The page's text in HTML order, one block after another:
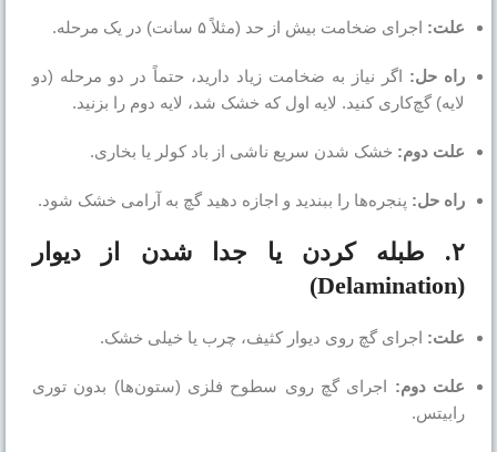
علت: اجرای ضخامت بیش از حد (مثلاً ۵ سانت) در یک مرحله.
راه حل: اگر نیاز به ضخامت زیاد دارید، حتماً در دو مرحله (دو
لایه) گچ‌کاری کنید. لایه اول که خشک شد، لایه دوم را بزنید.
علت دوم: خشک شدن سریع ناشی از باد کولر یا بخاری.
راه حل: پنجره‌ها را ببندید و اجازه دهید گچ به آرامی خشک شود.
۲. طبله کردن یا جدا شدن از دیوار
(Delamination)
علت: اجرای گچ روی دیوار کثیف، چرب یا خیلی خشک.
علت دوم: اجرای گچ روی سطوح فلزی (ستون‌ها) بدون توری
رابیتس.